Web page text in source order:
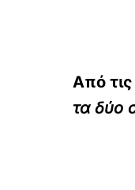
Από
τα δύο